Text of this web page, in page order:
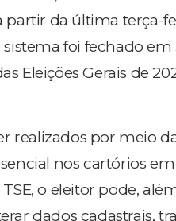
partir da última terça-
foi fechado
Eleições Gerais de
realizados por meio
nos cartórios em
o eleitor pode,
dados cadastrais,